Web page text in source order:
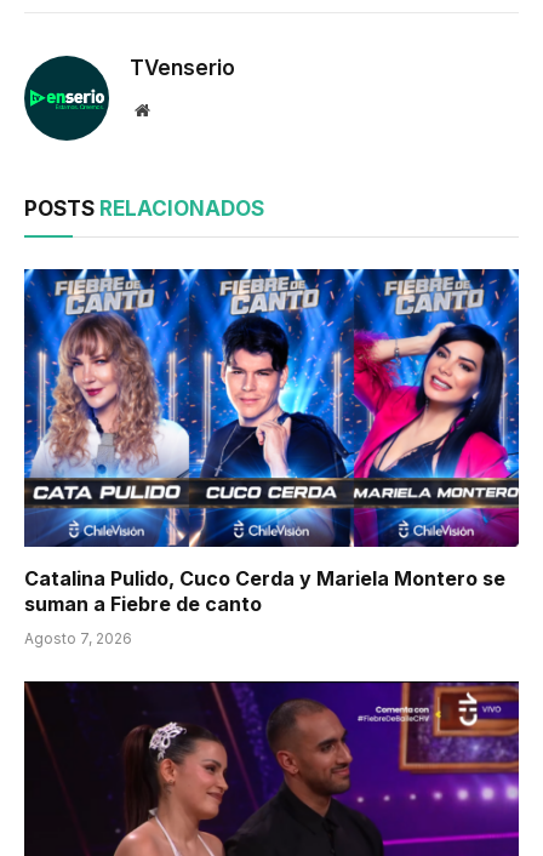
TVenserio
Website
POSTS RELACIONADOS
Catalina Pulido, Cuco Cerda y Mariela Montero se
suman a Fiebre de canto
Agosto 7, 2026